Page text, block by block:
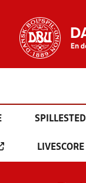
SPILLESTED
LIVESCORE